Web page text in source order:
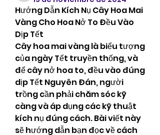
Hướng Dẫn Kích Nụ Cây Hoa Mai
Vàng Cho Hoa Nở To Đều Vào
Dịp Tết
Cây hoa mai vàng là biểu tượng
của ngày Tết truyền thống, và
để cây nở hoa to, đều vào đúng
dịp Tết Nguyên Đán, người
trồng cần phải chăm sóc kỹ
càng và áp dụng các kỹ thuật
kích nụ đúng cách. Bài viết này
sẽ hướng dẫn bạn đọc về cách